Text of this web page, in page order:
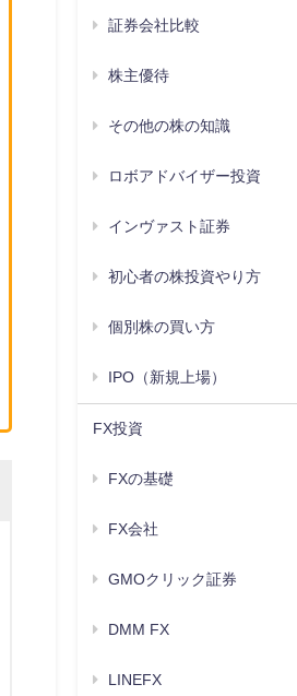
証券会社比較
株主優待
その他の株の知識
ロボアドバイザー投資
インヴァスト証券
初心者の株投資やり方
個別株の買い方
IPO（新規上場）
FX投資
FXの基礎
FX会社
GMOクリック証券
DMM FX
LINEFX